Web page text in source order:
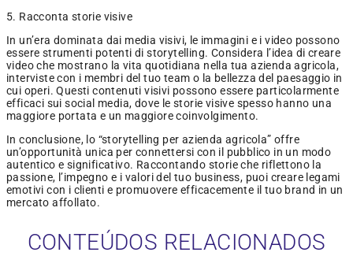
5. Racconta storie visive
In un’era dominata dai media visivi, le immagini e i video possono
essere strumenti potenti di storytelling. Considera l’idea di creare
video che mostrano la vita quotidiana nella tua azienda agricola,
interviste con i membri del tuo team o la bellezza del paesaggio in
cui operi. Questi contenuti visivi possono essere particolarmente
efficaci sui social media, dove le storie visive spesso hanno una
maggiore portata e un maggiore coinvolgimento.
In conclusione, lo “storytelling per azienda agricola” offre
un’opportunità unica per connettersi con il pubblico in un modo
autentico e significativo. Raccontando storie che riflettono la
passione, l’impegno e i valori del tuo business, puoi creare legami
emotivi con i clienti e promuovere efficacemente il tuo brand in un
mercato affollato.
CONTEÚDOS RELACIONADOS